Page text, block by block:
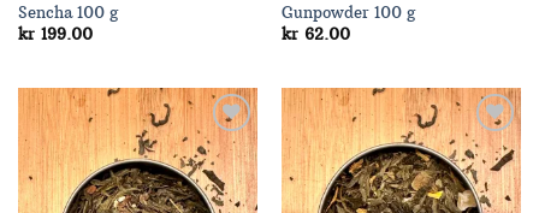
Sencha 100 g
kr199.00
Gunpowder 100 g
kr62.00
Add to
Wishlist
Add to
Wishlist